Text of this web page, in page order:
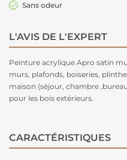
Sans odeur
L'AVIS DE L'EXPERT
Peinture acrylique Apro satin
murs, plafonds, boiseries,
maison (séjour, chambre
pour les bois extérieurs.
CARACTÉRISTIQUES